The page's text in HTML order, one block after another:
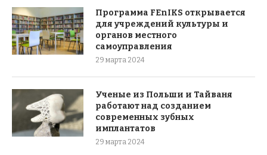
Программа FEnIKS открывается
для учреждений культуры и
органов местного
самоуправления
29 марта 2024
Ученые из Польши и Тайваня
работают над созданием
современных зубных
имплантатов
29 марта 2024